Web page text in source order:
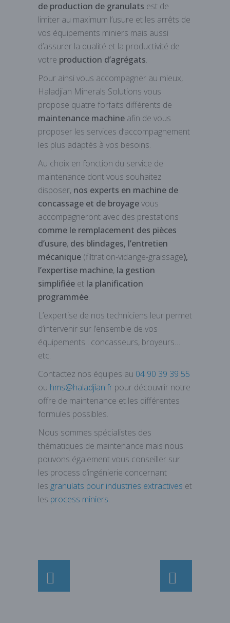
de production de granulats est de
limiter au maximum l’usure et les arrêts de
vos équipements miniers mais aussi
d’assurer la qualité et la productivité de
votre production d’agrégats.
Pour ainsi vous accompagner au mieux,
Haladjian Minerals Solutions vous
propose quatre forfaits différents de
maintenance machine afin de vous
proposer les services d’accompagnement
les plus adaptés à vos besoins.
Au choix en fonction du service de
maintenance dont vous souhaitez
disposer, nos experts en machine de
concassage et de broyagevous
accompagneront avec des prestations
comme le remplacement des pièces
d’usure, des blindages, l’entretien
mécanique (filtration-vidange-graissage),
l’expertise machine, la gestion
simplifiée et la planification
programmée.
L’expertise de nos techniciens leur permet
d’intervenir sur l’ensemble de vos
équipements : concasseurs, broyeurs…
etc.
Contactez nos équipes au 04 90 39 39 55
ou hms@haladjian.fr pour découvrir notre
offre de maintenance et les différentes
formules possibles.
Nous sommes spécialistes des
thématiques de maintenance mais nous
pouvons également vous conseiller sur
les process d’ingénierie concernant
les granulats pour industries extractives et
les process miniers.